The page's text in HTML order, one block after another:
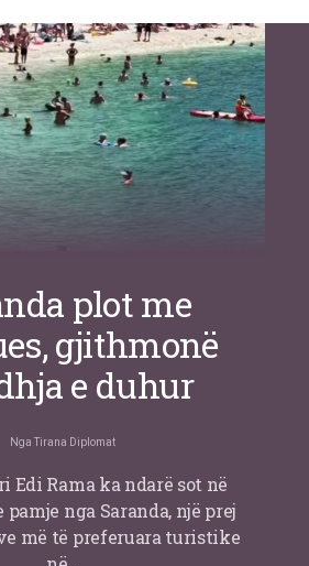
plot me
gjithmonë
e duhur
Nga Tirana Diplomat
Rama ka ndarë sot në
nga Saranda, një prej
më të preferuara turistike